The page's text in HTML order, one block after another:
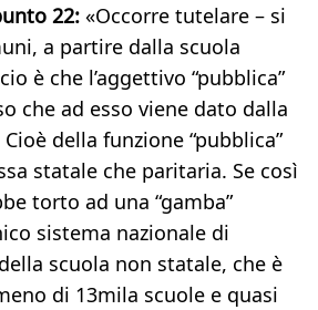
22: «Occorre tutelare – si
a partire dalla scuola
è che l’aggettivo “pubblica”
che ad esso viene dato dalla
della funzione “pubblica”
statale che paritaria. Se così
torto ad una “gamba”
sistema nazionale di
scuola non statale, che è
di 13mila scuole e quasi